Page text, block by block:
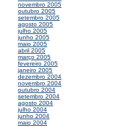
novembro 2005
outubro 2005
setembro 2005
agosto 2005
julho 2005
junho 2005
maio 2005
abril 2005
março 2005
fevereiro 2005
janeiro 2005
dezembro 2004
novembro 2004
outubro 2004
setembro 2004
agosto 2004
julho 2004
junho 2004
maio 2004